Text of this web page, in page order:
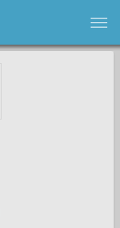
bars